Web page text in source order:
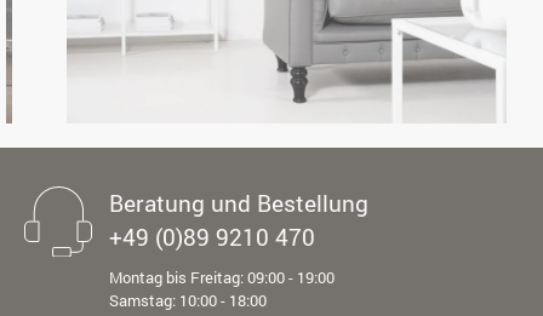
Beratung und Bestellung
+49 (0)89 9210 470
Montag bis Freitag: 09:00 - 19:00
Samstag: 10:00 - 18:00